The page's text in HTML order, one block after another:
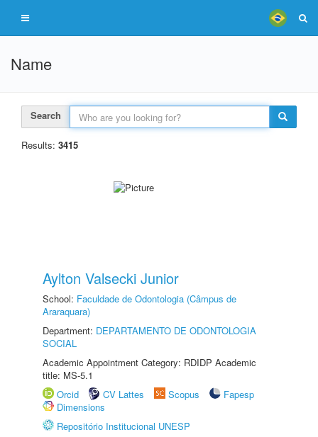
Name
Search
Results: 3415
Aylton Valsecki Junior
School: Faculdade de Odontologia (Câmpus de
Araraquara)
Department: DEPARTAMENTO DE ODONTOLOGIA
SOCIAL
Academic Appointment Category: RDIDP Academic
title: MS-5.1
Orcid
CV Lattes Scopus
Fapesp
Dimensions
Repositório Institucional UNESP